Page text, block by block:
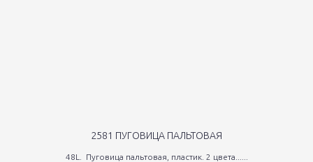
2581 ПУГОВИЦА ПАЛЬТОВАЯ
48L. Пуговица пальтовая, пластик. 2 цвета......